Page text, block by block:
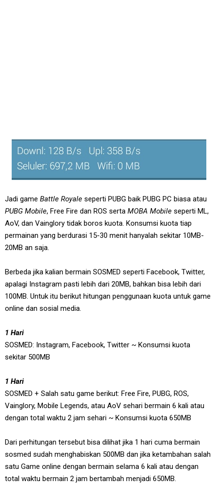
Jadi game Battle Royale seperti PUBG baik PUBG PC biasa atau
PUBG Mobile, Free Fire dan ROS serta MOBA Mobile seperti ML,
AoV, dan Vainglory tidak boros kuota. Konsumsi kuota tiap
permainan yang berdurasi 15-30 menit hanyalah sekitar 10MB-
20MB an saja.
Berbeda jika kalian bermain SOSMED seperti Facebook, Twitter,
apalagi Instagram pasti lebih dari 20MB, bahkan bisa lebih dari
100MB. Untuk itu berikut hitungan penggunaan kuota untuk game
online dan sosial media.
1 Hari
SOSMED: Instagram, Facebook, Twitter ~ Konsumsi kuota
sekitar 500MB
1 Hari
SOSMED + Salah satu game berikut: Free Fire, PUBG, ROS,
Vainglory, Mobile Legends, atau AoV sehari bermain 6 kali atau
dengan total waktu 2 jam sehari ~ Konsumsi kuota 650MB
Dari perhitungan tersebut bisa dilihat jika 1 hari cuma bermain
sosmed sudah menghabiskan 500MB dan jika ketambahan salah
satu Game online dengan bermain selama 6 kali atau dengan
total waktu bermain 2 jam bertambah menjadi 650MB.